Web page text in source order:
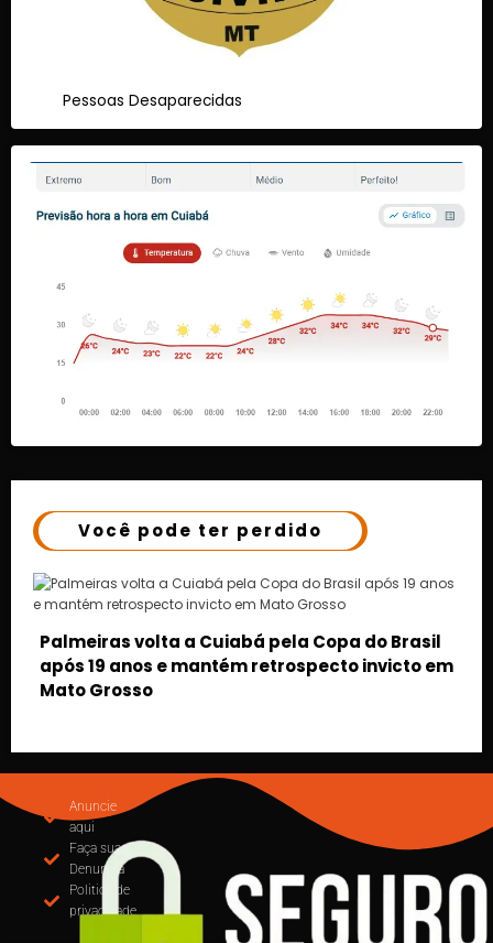
Pessoas Desaparecidas
Você pode ter perdido
Brasil
em
MUDANÇA NA EMISSÃO DE NOTAS: CUIABÁ
OBRIGA USO DO EMISSOR NACIONAL DE
PARTIR DE SETEMBRO